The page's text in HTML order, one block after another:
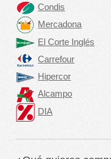
Condis
Mercadona
El Corte Inglés
Carrefour
Hipercor
Alcampo
DIA